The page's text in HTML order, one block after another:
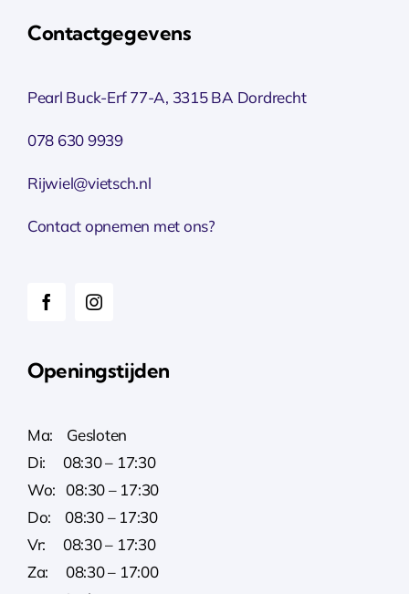
Contactgegevens
Pearl Buck-Erf 77-A, 3315 BA Dordrecht
078 630 9939
Rijwiel@vietsch.nl
Contact opnemen met ons?
Openingstijden
Ma: Gesloten
Di: 08:30 – 17:30
Wo: 08:30 – 17:30
Do: 08:30 – 17:30
Vr: 08:30 – 17:30
Za: 08:30 – 17:00